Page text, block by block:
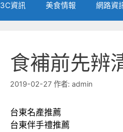
3C資訊 美食情報 網路資
食補前先辨
2019-02-27 作者: admin
台東名產推薦
台東伴手禮推薦